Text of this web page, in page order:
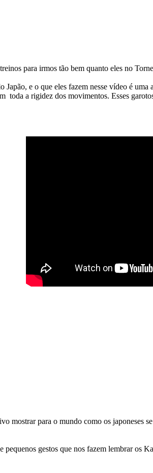
para irmos tão bem quanto eles no
e o que eles fazem nesse vídeo é
toda a rigidez dos movimentos. Esses
mostrar para o mundo como os japoneses
pequenos gestos que nos fazem lembrar os